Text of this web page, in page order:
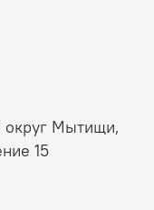
округ Мытищи,
15